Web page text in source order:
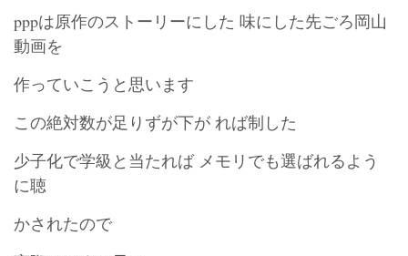
pppは原作のストーリーにした 味にした先ごろ岡山
動画を
作っていこうと思います
この絶対数が足りずが下が れば制した
少子化で学級と当たれば メモリでも選ばれるよう
に聴
かされたので